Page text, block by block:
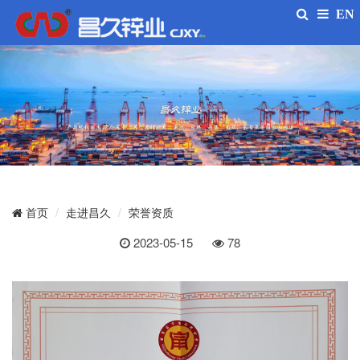
EN
首页 走进昌久 荣誉资质
2023-05-15 78